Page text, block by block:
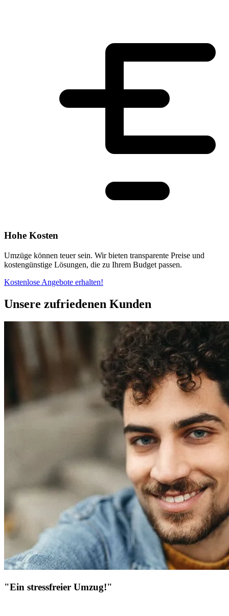
Hohe Kosten
Umzüge können teuer sein. Wir bieten transparente Preise und
kostengünstige Lösungen, die zu Ihrem Budget passen.
Kostenlose Angebote erhalten!
Unsere zufriedenen Kunden
"Ein stressfreier Umzug!"